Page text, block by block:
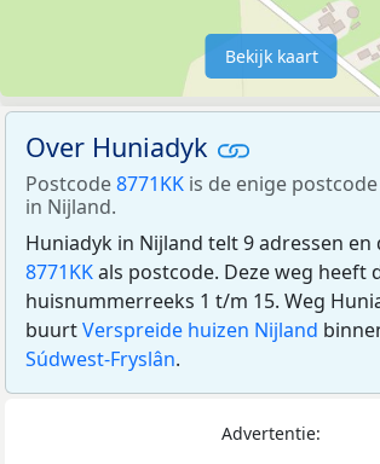
Bekijk kaart
Over Huniadyk
Postcode8771KK is de enige
in Nijland.
Huniadyk in Nijland telt 9 adressen en
8771KKals postcode. Deze weg heeft
huisnummerreeks 1 t/m 15. Weg
buurtVerspreide huizen Nijland
Súdwest-Fryslân.
Advertentie: